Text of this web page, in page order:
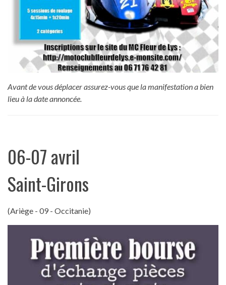
Avant de vous déplacer assurez-vous que la manifestation a bien
lieu à la date annoncée.
06-07 avril
Saint-Girons
(Ariège - 09 - Occitanie)